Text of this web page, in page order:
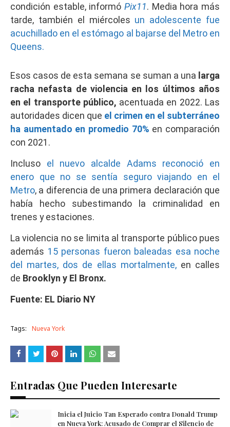
condición estable, informó Pix11. Media hora más
tarde, también el miércoles un adolescente fue
acuchillado en el estómago al bajarse del Metro en
Queens.
Esos casos de esta semana se suman a una larga
racha nefasta de violencia en los últimos años
en el transporte público, acentuada en 2022. Las
autoridades dicen que el crimen en el subterráneo
ha aumentado en promedio 70% en comparación
con 2021.
Incluso el nuevo alcalde Adams reconoció en
enero que no se sentía seguro viajando en el
Metro, a diferencia de una primera declaración que
había hecho subestimando la criminalidad en
trenes y estaciones.
La violencia no se limita al transporte público pues
además 15 personas fueron baleadas esa noche
del martes, dos de ellas mortalmente,en calles
de Brooklyn y El Bronx.
Fuente: EL Diario NY
Tags: Nueva York
Entradas Que Pueden Interesarte
Inicia el Juicio Tan Esperado contra Donald Trump
en Nueva York: Acusado de Comprar el Silencio de